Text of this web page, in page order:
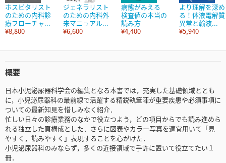
ホスピタリスト
のための内科診
療フローチャ...
¥8,800
ジェネラリスト
のための内科外
来マニュアル...
¥6,600
病態がみえる
検査値の本当の
読み方
¥4,400
より理解を深め
る！体液電解質
異常と輸液...
¥5,940
概要
日本小児泌尿器科学会の編集となる本書では，充実した基礎領域ととも
に，小児泌尿器科の最前線で活躍する精鋭執筆陣が重要疾患や必須事項に
ついての最新知見を惜しみなく紹介．
忙しい日々の診療業務のなかで役立つよう，どの項目からでも読み進めら
れる独立した頁構成とした．さらに図表やカラー写真を適宜用いて「見
やすく，読みやすく」表現することを心がけた．
小児泌尿器科のみならず，多くの近接領域で手許に置いて役立てたい１
冊．